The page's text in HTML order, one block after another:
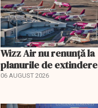
Wizz Air nu renunță la
planurile de extindere
06 AUGUST 2026